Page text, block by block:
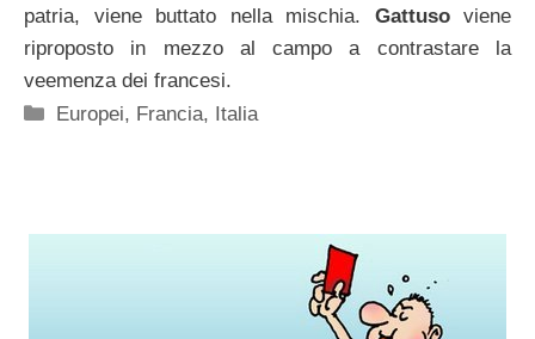
patria, viene buttato nella mischia. Gattusoviene
riproposto in mezzo al campo a contrastare la
veemenza dei francesi.
Categorie
Europei, Francia, Italia